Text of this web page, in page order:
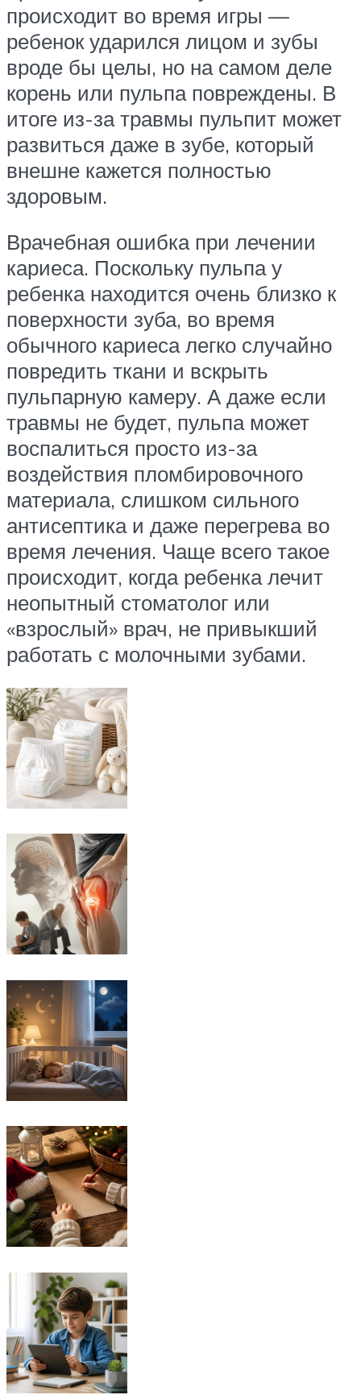
происходит во время игры —
ребенок ударился лицом и зубы
вроде бы целы, но на самом деле
корень или пульпа повреждены. В
итоге из-за травмы пульпит может
развиться даже в зубе, который
внешне кажется полностью
здоровым.
Врачебная ошибка при лечении
кариеса. Поскольку пульпа у
ребенка находится очень близко к
поверхности зуба, во время
обычного кариеса легко случайно
повредить ткани и вскрыть
пульпарную камеру. А даже если
травмы не будет, пульпа может
воспалиться просто из-за
воздействия пломбировочного
материала, слишком сильного
антисептика и даже перегрева во
время лечения. Чаще всего такое
происходит, когда ребенка лечит
неопытный стоматолог или
«взрослый» врач, не привыкший
работать с молочными зубами.